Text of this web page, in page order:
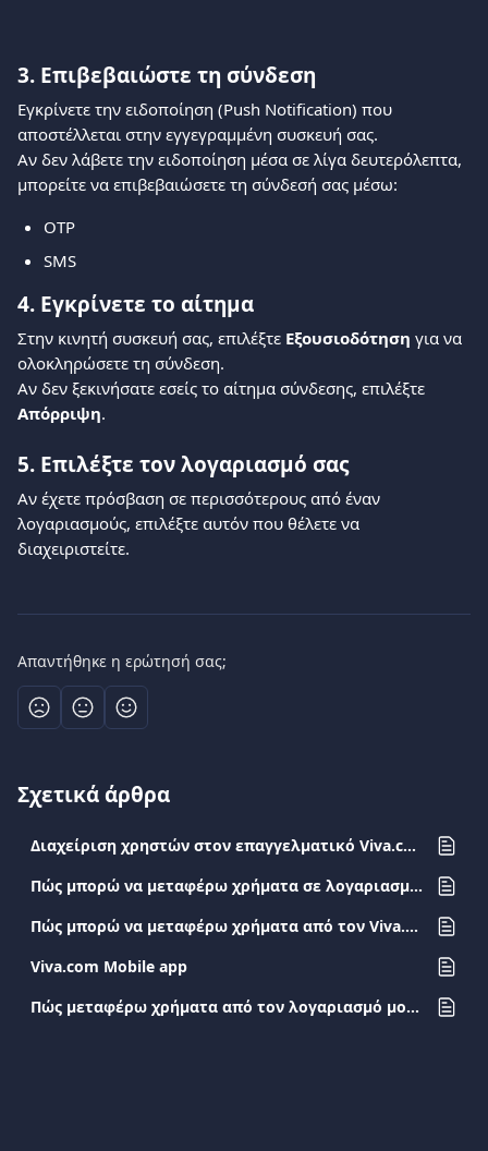
3. Επιβεβαιώστε τη σύνδεση
Εγκρίνετε την ειδοποίηση (Push Notification) που
αποστέλλεται στην εγγεγραμμένη συσκευή σας.
Αν δεν λάβετε την ειδοποίηση μέσα σε λίγα δευτερόλεπτα,
μπορείτε να επιβεβαιώσετε τη σύνδεσή σας μέσω:
OTP
SMS
4. Εγκρίνετε το αίτημα
Στην κινητή συσκευή σας, επιλέξτε Εξουσιοδότηση για να
ολοκληρώσετε τη σύνδεση.
Αν δεν ξεκινήσατε εσείς το αίτημα σύνδεσης, επιλέξτε
Απόρριψη.
5. Επιλέξτε τον λογαριασμό σας
Αν έχετε πρόσβαση σε περισσότερους από έναν
λογαριασμούς, επιλέξτε αυτόν που θέλετε να
διαχειριστείτε.
Απαντήθηκε η ερώτησή σας;
Σχετικά άρθρα
Διαχείριση χρηστών στον επαγγελματικό Viva.com λογαριασμό
Πώς μπορώ να μεταφέρω χρήματα σε λογαριασμό άλλης τράπεζας;
Πώς μπορώ να μεταφέρω χρήματα από τον Viva.com λογαριασμό μου σε Viva.com λογαριασμό (προσωπικό ή επαγγελματικό);
Viva.com Mobile app
Πώς μεταφέρω χρήματα από τον λογαριασμό μου μέσω του IRIS;